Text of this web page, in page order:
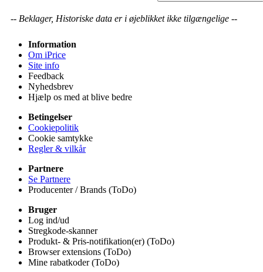
-- Beklager, Historiske data er i øjeblikket ikke tilgængelige --
Information
Om iPrice
Site info
Feedback
Nyhedsbrev
Hjælp os med at blive bedre
Betingelser
Cookiepolitik
Cookie samtykke
Regler & vilkår
Partnere
Se Partnere
Producenter / Brands (ToDo)
Bruger
Log ind/ud
Stregkode-skanner
Produkt- & Pris-notifikation(er) (ToDo)
Browser extensions (ToDo)
Mine rabatkoder (ToDo)